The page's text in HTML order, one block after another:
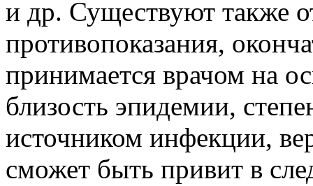
и др. Существуют также
противопоказания,
принимается врачом на
близость эпидемии,
источником инфекции,
сможет быть привит в